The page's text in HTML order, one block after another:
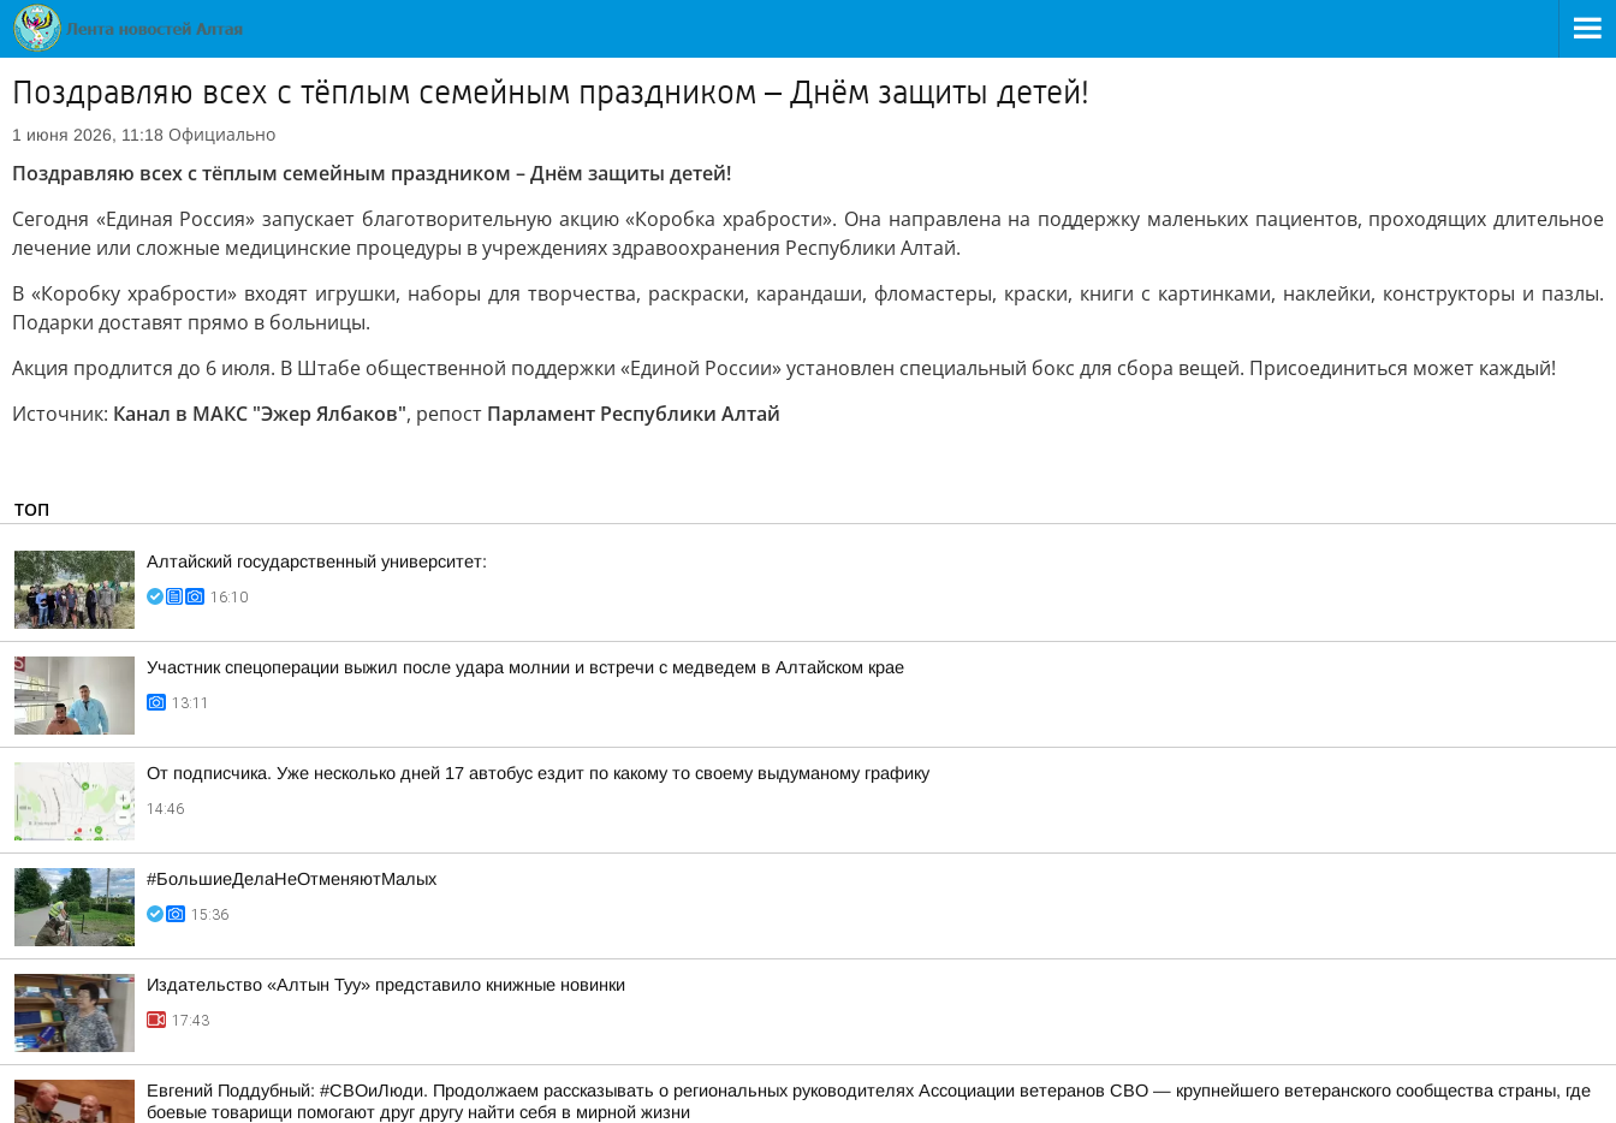
Поздравляю всех с тёплым семейным праздником – Днём защиты детей!
1 июня 2026, 11:18 Официально
Поздравляю всех с тёплым семейным праздником – Днём защиты детей!
Сегодня «Единая Россия» запускает благотворительную акцию «Коробка храбрости». Она направлена на поддержку маленьких пациентов, проходящих длительное
лечение или сложные медицинские процедуры в учреждениях здравоохранения Республики Алтай.
В «Коробку храбрости» входят игрушки, наборы для творчества, раскраски, карандаши, фломастеры, краски, книги с картинками, наклейки, конструкторы и пазлы.
Подарки доставят прямо в больницы.
Акция продлится до 6 июля. В Штабе общественной поддержки «Единой России» установлен специальный бокс для сбора вещей. Присоединиться может каждый!
Источник: Канал в МАКС "Эжер Ялбаков", репост Парламент Республики Алтай
ТОП
Алтайский государственный университет:
16:10
Участник спецоперации выжил после удара молнии и встречи с медведем в Алтайском крае
13:11
От подписчика. Уже несколько дней 17 автобус ездит по какому то своему выдуманому графику
14:46
#БольшиеДелаНеОтменяютМалых
15:36
Издательство «Алтын Туу» представило книжные новинки
17:43
Евгений Поддубный: #СВОиЛюди. Продолжаем рассказывать о региональных руководителях Ассоциации ветеранов СВО — крупнейшего ветеранского сообщества страны, где
боевые товарищи помогают друг другу найти себя в мирной жизни